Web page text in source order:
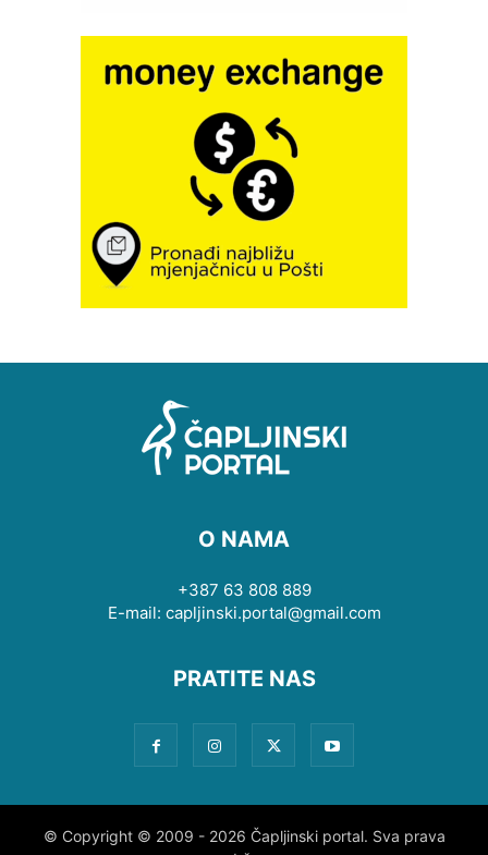
O NAMA
+387 63 808 889
E-mail: capljinski.portal@gmail.com
PRATITE NAS
© Copyright © 2009 - 2026 Čapljinski portal. Sva prava